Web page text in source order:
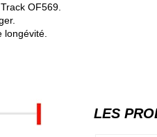
OF569.
LES